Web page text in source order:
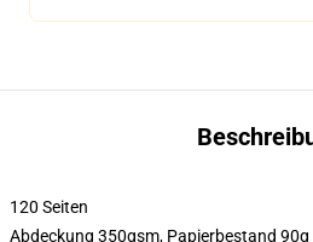
120 Seiten
Abdeckung 350gsm, Papierbestand 90g